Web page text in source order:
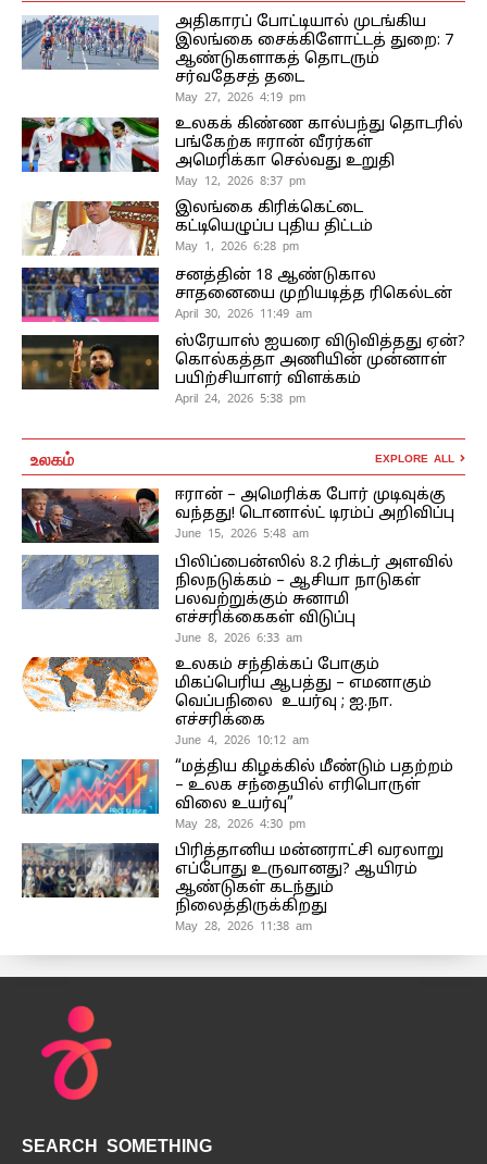
அதிகாரப் போட்டியால் முடங்கிய
இலங்கை சைக்கிளோட்டத் துறை: 7
ஆண்டுகளாகத் தொடரும்
சர்வதேசத் தடை
May 27, 2026 4:19 pm
உலகக் கிண்ண கால்பந்து தொடரில்
பங்கேற்க ஈரான் வீரர்கள்
அமெரிக்கா செல்வது உறுதி
May 12, 2026 8:37 pm
இலங்கை கிரிக்கெட்டை
கட்டியெழுப்ப புதிய திட்டம்
May 1, 2026 6:28 pm
சனத்தின் 18 ஆண்டுகால
சாதனையை முறியடித்த ரிகெல்டன்
April 30, 2026 11:49 am
ஸ்ரேயாஸ் ஐயரை விடுவித்தது ஏன்?
கொல்கத்தா அணியின் முன்னாள்
பயிற்சியாளர் விளக்கம்
April 24, 2026 5:38 pm
உலகம் EXPLORE ALL
ஈரான் – அமெரிக்க போர் முடிவுக்கு
வந்தது! டொனால்ட் டிரம்ப் அறிவிப்பு
June 15, 2026 5:48 am
பிலிப்பைன்ஸில் 8.2 ரிக்டர் அளவில்
நிலநடுக்கம் – ஆசியா நாடுகள்
பலவற்றுக்கும் சுனாமி
எச்சரிக்கைகள் விடுப்பு
June 8, 2026 6:33 am
உலகம் சந்திக்கப் போகும்
மிகப்பெரிய ஆபத்து – எமனாகும்
வெப்பநிலை உயர்வு ; ஐ.நா.
எச்சரிக்கை
June 4, 2026 10:12 am
“மத்திய கிழக்கில் மீண்டும் பதற்றம்
– உலக சந்தையில் எரிபொருள்
விலை உயர்வு”
May 28, 2026 4:30 pm
பிரித்தானிய மன்னராட்சி வரலாறு
எப்போது உருவானது? ஆயிரம்
ஆண்டுகள் கடந்தும்
நிலைத்திருக்கிறது
May 28, 2026 11:38 am
SEARCH SOMETHING